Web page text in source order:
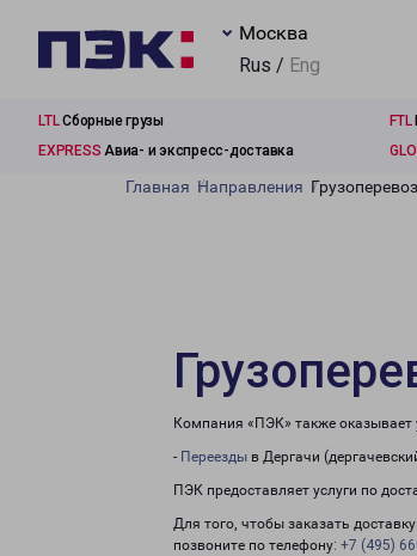
Москва
Rus / Eng
LTLСборные грузы FTL
EXPRESS Авиа- и экспресс-доставка
Главная Направления
Компания «ПЭК» также оказывает
- Переезды в Дергачи
ПЭК предоставляет услуги по
Для того, чтобы заказать
позвоните по телефону: +7 (495)